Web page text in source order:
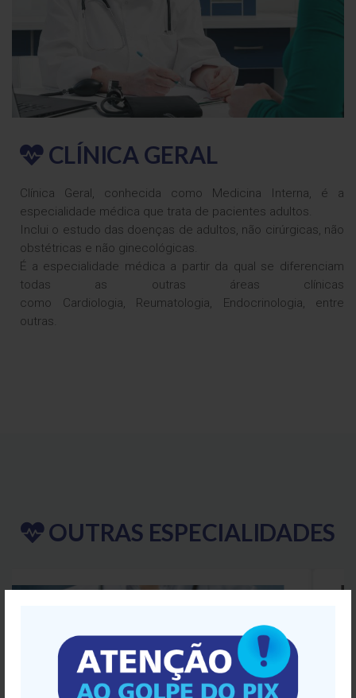
CLÍNICA GERAL
Clínica Geral, conhecida como Medicina Interna, é a
especialidade médica que trata de pacientes adultos.
Inclui o estudo das doenças de adultos, não cirúrgicas, não
obstétricas e não ginecológicas.
É a especialidade médica a partir da qual se diferenciam
todas as outras áreas clínicas
como Cardiologia, Reumatologia, Endocrinologia, entre
outras.
OUTRAS ESPECIALIDADES